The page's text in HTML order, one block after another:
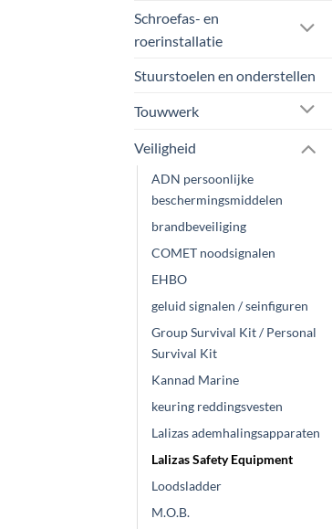
Schroefas- en
roerinstallatie
Stuurstoelen en onderstellen
Touwwerk
Veiligheid
ADN persoonlijke
beschermingsmiddelen
brandbeveiliging
COMET noodsignalen
EHBO
geluid signalen / seinfiguren
Group Survival Kit / Personal
Survival Kit
Kannad Marine
keuring reddingsvesten
Lalizas ademhalingsapparaten
Lalizas Safety Equipment
Loodsladder
M.O.B.
| voor 60 cm reddingsboei
Aanbieding!
M.O.B.